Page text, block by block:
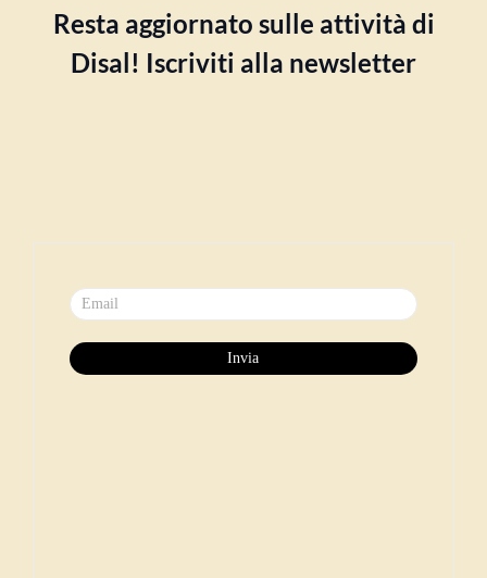
Resta aggiornato sulle attività di
Disal! Iscriviti alla newsletter